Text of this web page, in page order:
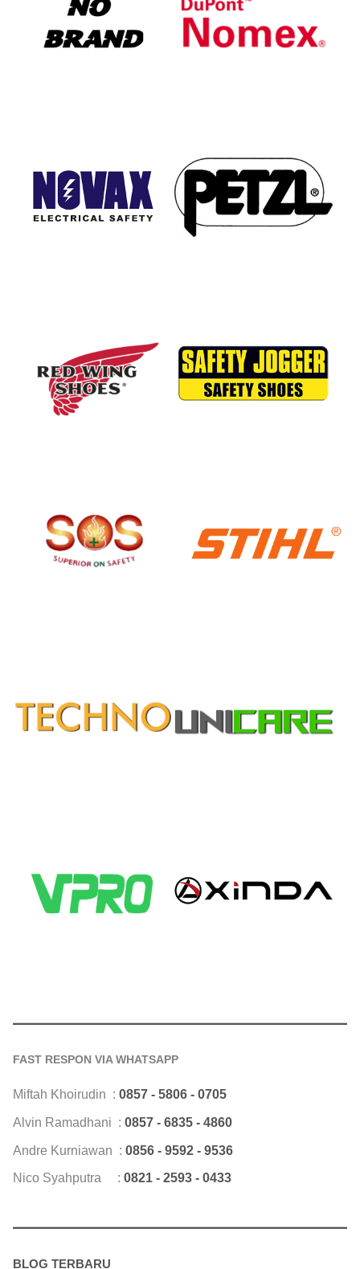
FAST RESPON VIA WHATSAPP
Miftah Khoirudin : 0857 - 5806 - 0705
Alvin Ramadhani : 0857 - 6835 - 4860
Andre Kurniawan : 0856 - 9592 - 9536
Nico Syahputra : 0821 - 2593 - 0433
BLOG TERBARU